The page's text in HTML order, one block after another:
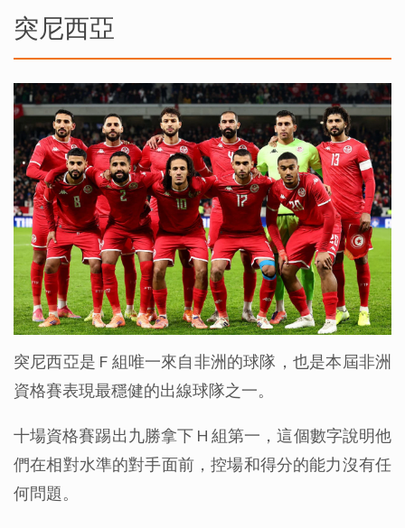
突尼西亞
突尼西亞是 F 組唯一來自非洲的球隊，也是本屆非洲
資格賽表現最穩健的出線球隊之一。
十場資格賽踢出九勝拿下 H 組第一，這個數字說明他
們在相對水準的對手面前，控場和得分的能力沒有任
何問題。